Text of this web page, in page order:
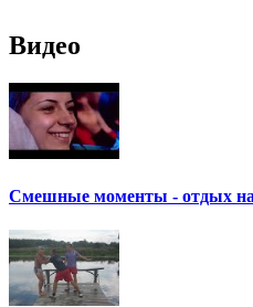
Видео
Смешные моменты - отдых